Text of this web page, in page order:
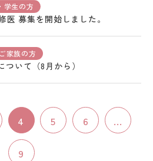
学生の方
医 募集を開始しました。
家族の方
いて（8月から）
4 5 6 ...
9